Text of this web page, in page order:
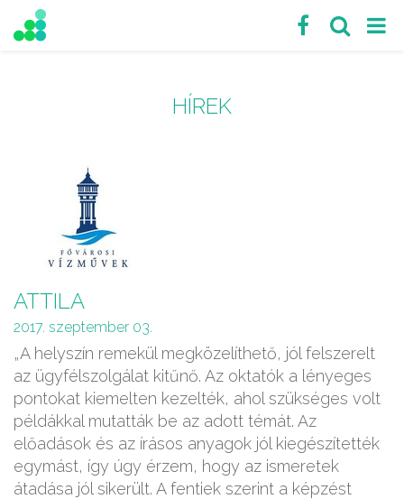
HÍREK
ATTILA
2017. szeptember 03.
„A helyszín remekül megközelíthető, jól felszerelt
az ügyfélszolgálat kitűnő. Az oktatók a lényeges
pontokat kiemelten kezelték, ahol szükséges volt
példákkal mutatták be az adott témát. Az
előadások és az írásos anyagok jól kiegészítették
egymást, így úgy érzem, hogy az ismeretek
átadása jól sikerült. A fentiek szerint a képzést